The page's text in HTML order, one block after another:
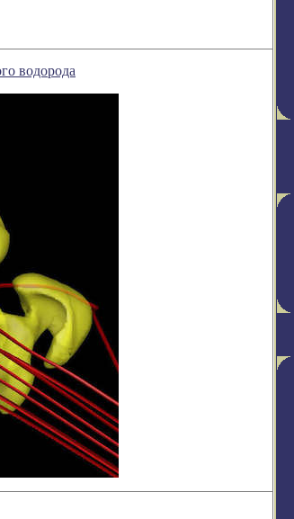
водорода